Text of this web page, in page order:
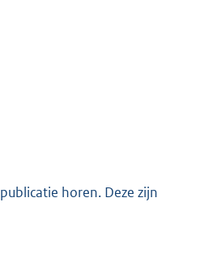
horen. Deze zijn